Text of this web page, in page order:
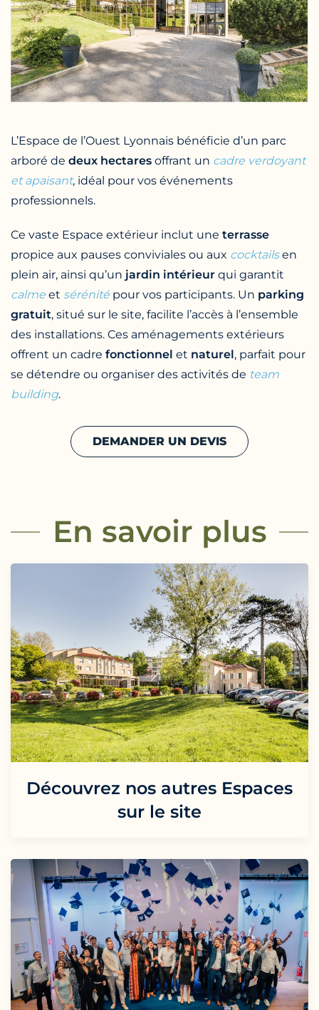
L’Espace de l’Ouest Lyonnais bénéficie d’un parc
arboré de deux hectares offrant un cadre verdoyant
et apaisant, idéal pour vos événements
professionnels.
Ce vaste Espace extérieur inclut une terrasse
propice aux pauses conviviales ou aux cocktailsen
plein air, ainsi qu’un jardin intérieur qui garantit
calme et sérénité pour vos participants. Un parking
gratuit, situé sur le site, facilite l’accès à l’ensemble
des installations. Ces aménagements extérieurs
offrent un cadre fonctionnel et naturel, parfait pour
se détendre ou organiser des activités de team
building.
DEMANDER UN DEVIS
En savoir plus
Découvrez nos autres Espaces
sur le site